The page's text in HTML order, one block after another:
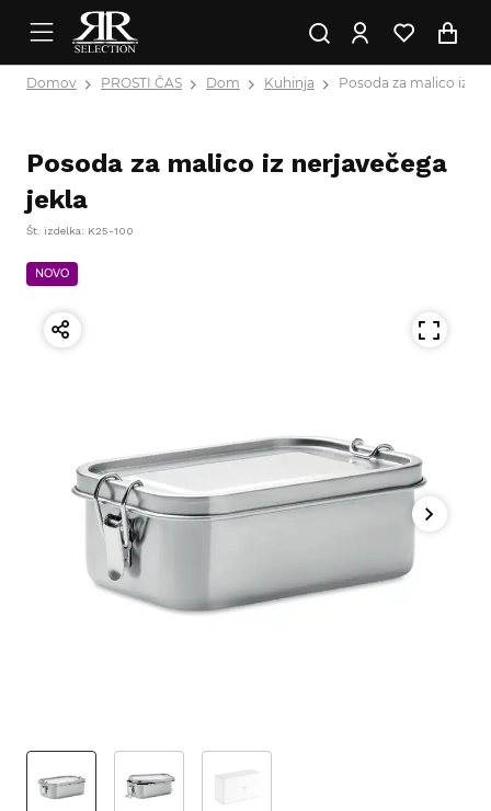
Domov PROSTI ČAS Dom Kuhinja Posoda za malico iz
Posoda za malico iz nerjavečega
jekla
Št. izdelka: K25-100
NOVO